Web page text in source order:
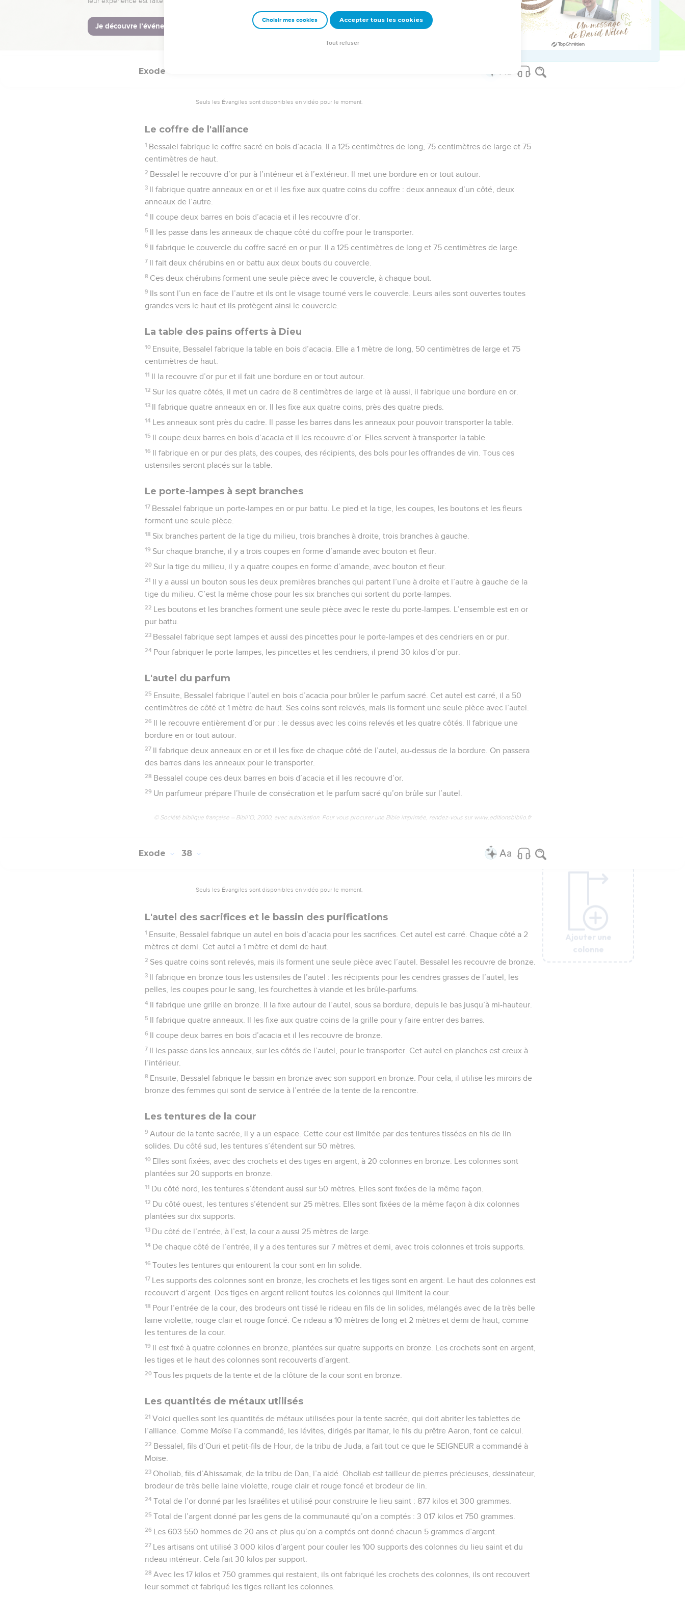
haut des colonnes et les tiges. Les cinq supports sont en bronze.
© Société biblique française – Bibli’O, 2000, avec autorisation. Pour vous procurer une Bible imprimée, rendez-vous sur www.editionsbiblio.fr
Ajouter une
colonne
Exode
Seuls les Évangiles sont disponibles en vidéo pour le moment.
Le coffre de l'alliance
1 Bessalel fabrique le coffre sacré en bois d’acacia. Il a 125 centimètres de long, 75 centimètres de large et 75
centimètres de haut.
2 Bessalel le recouvre d’or pur à l’intérieur et à l’extérieur. Il met une bordure en or tout autour.
3 Il fabrique quatre anneaux en or et il les fixe aux quatre coins du coffre : deux anneaux d’un côté, deux
anneaux de l’autre.
4 Il coupe deux barres en bois d’acacia et il les recouvre d’or.
5 Il les passe dans les anneaux de chaque côté du coffre pour le transporter.
6 Il fabrique le couvercle du coffre sacré en or pur. Il a 125 centimètres de long et 75 centimètres de large.
7 Il fait deux chérubins en or battu aux deux bouts du couvercle.
8 Ces deux chérubins forment une seule pièce avec le couvercle, à chaque bout.
9 Ils sont l’un en face de l’autre et ils ont le visage tourné vers le couvercle. Leurs ailes sont ouvertes toutes
grandes vers le haut et ils protègent ainsi le couvercle.
La table des pains offerts à Dieu
10 Ensuite, Bessalel fabrique la table en bois d’acacia. Elle a 1 mètre de long, 50 centimètres de large et 75
centimètres de haut.
11 Il la recouvre d’or pur et il fait une bordure en or tout autour.
12 Sur les quatre côtés, il met un cadre de 8 centimètres de large et là aussi, il fabrique une bordure en or.
13 Il fabrique quatre anneaux en or. Il les fixe aux quatre coins, près des quatre pieds.
14 Les anneaux sont près du cadre. Il passe les barres dans les anneaux pour pouvoir transporter la table.
15 Il coupe deux barres en bois d’acacia et il les recouvre d’or. Elles servent à transporter la table.
16 Il fabrique en or pur des plats, des coupes, des récipients, des bols pour les offrandes de vin. Tous ces
ustensiles seront placés sur la table.
Le porte-lampes à sept branches
17 Bessalel fabrique un porte-lampes en or pur battu. Le pied et la tige, les coupes, les boutons et les fleurs
forment une seule pièce.
18 Six branches partent de la tige du milieu, trois branches à droite, trois branches à gauche.
19 Sur chaque branche, il y a trois coupes en forme d’amande avec bouton et fleur.
20 Sur la tige du milieu, il y a quatre coupes en forme d’amande, avec bouton et fleur.
21 Il y a aussi un bouton sous les deux premières branches qui partent l’une à droite et l’autre à gauche de la
tige du milieu. C’est la même chose pour les six branches qui sortent du porte-lampes.
22 Les boutons et les branches forment une seule pièce avec le reste du porte-lampes. L’ensemble est en or
pur battu.
23 Bessalel fabrique sept lampes et aussi des pincettes pour le porte-lampes et des cendriers en or pur.
24 Pour fabriquer le porte-lampes, les pincettes et les cendriers, il prend 30 kilos d’or pur.
L'autel du parfum
25 Ensuite, Bessalel fabrique l’autel en bois d’acacia pour brûler le parfum sacré. Cet autel est carré, il a 50
centimètres de côté et 1 mètre de haut. Ses coins sont relevés, mais ils forment une seule pièce avec l’autel.
26 Il le recouvre entièrement d’or pur : le dessus avec les coins relevés et les quatre côtés. Il fabrique une
bordure en or tout autour.
27 Il fabrique deux anneaux en or et il les fixe de chaque côté de l’autel, au-dessus de la bordure. On passera
des barres dans les anneaux pour le transporter.
28 Bessalel coupe ces deux barres en bois d’acacia et il les recouvre d’or.
29 Un parfumeur prépare l’huile de consécration et le parfum sacré qu’on brûle sur l’autel.
© Société biblique française – Bibli’O, 2000, avec autorisation. Pour vous procurer une Bible imprimée, rendez-vous sur www.editionsbiblio.fr
Ajouter une
colonne
Exode 38
Seuls les Évangiles sont disponibles en vidéo pour le moment.
L'autel des sacrifices et le bassin des purifications
1 Ensuite, Bessalel fabrique un autel en bois d’acacia pour les sacrifices. Cet autel est carré. Chaque côté a 2
mètres et demi. Cet autel a 1 mètre et demi de haut.
2 Ses quatre coins sont relevés, mais ils forment une seule pièce avec l’autel. Bessalel les recouvre de bronze.
3 Il fabrique en bronze tous les ustensiles de l’autel : les récipients pour les cendres grasses de l’autel, les
pelles, les coupes pour le sang, les fourchettes à viande et les brûle-parfums.
4 Il fabrique une grille en bronze. Il la fixe autour de l’autel, sous sa bordure, depuis le bas jusqu’à mi-hauteur.
5 Il fabrique quatre anneaux. Il les fixe aux quatre coins de la grille pour y faire entrer des barres.
6 Il coupe deux barres en bois d’acacia et il les recouvre de bronze.
7 Il les passe dans les anneaux, sur les côtés de l’autel, pour le transporter. Cet autel en planches est creux à
l’intérieur.
8 Ensuite, Bessalel fabrique le bassin en bronze avec son support en bronze. Pour cela, il utilise les miroirs de
bronze des femmes qui sont de service à l’entrée de la tente de la rencontre.
Les tentures de la cour
9 Autour de la tente sacrée, il y a un espace. Cette cour est limitée par des tentures tissées en fils de lin
solides. Du côté sud, les tentures s’étendent sur 50 mètres.
10 Elles sont fixées, avec des crochets et des tiges en argent, à 20 colonnes en bronze. Les colonnes sont
plantées sur 20 supports en bronze.
11 Du côté nord, les tentures s’étendent aussi sur 50 mètres. Elles sont fixées de la même façon.
12 Du côté ouest, les tentures s’étendent sur 25 mètres. Elles sont fixées de la même façon à dix colonnes
plantées sur dix supports.
13 Du côté de l’entrée, à l’est, la cour a aussi 25 mètres de large.
14 De chaque côté de l’entrée, il y a des tentures sur 7 mètres et demi, avec trois colonnes et trois supports.
16 Toutes les tentures qui entourent la cour sont en lin solide.
17 Les supports des colonnes sont en bronze, les crochets et les tiges sont en argent. Le haut des colonnes est
recouvert d’argent. Des tiges en argent relient toutes les colonnes qui limitent la cour.
18 Pour l’entrée de la cour, des brodeurs ont tissé le rideau en fils de lin solides, mélangés avec de la très belle
laine violette, rouge clair et rouge foncé. Ce rideau a 10 mètres de long et 2 mètres et demi de haut, comme
les tentures de la cour.
19 Il est fixé à quatre colonnes en bronze, plantées sur quatre supports en bronze. Les crochets sont en argent,
les tiges et le haut des colonnes sont recouverts d’argent.
20 Tous les piquets de la tente et de la clôture de la cour sont en bronze.
Les quantités de métaux utilisés
21 Voici quelles sont les quantités de métaux utilisées pour la tente sacrée, qui doit abriter les tablettes de
l’alliance. Comme Moïse l’a commandé, les lévites, dirigés par Itamar, le fils du prêtre Aaron, font ce calcul.
22 Bessalel, fils d’Ouri et petit-fils de Hour, de la tribu de Juda, a fait tout ce que le SEIGNEUR a commandé à
Moïse.
23 Oholiab, fils d’Ahissamak, de la tribu de Dan, l’a aidé. Oholiab est tailleur de pierres précieuses, dessinateur,
brodeur de très belle laine violette, rouge clair et rouge foncé et brodeur de lin.
24 Total de l’or donné par les Israélites et utilisé pour construire le lieu saint : 877 kilos et 300 grammes.
25 Total de l’argent donné par les gens de la communauté qu’on a comptés : 3 017 kilos et 750 grammes.
26 Les 603 550 hommes de 20 ans et plus qu’on a comptés ont donné chacun 5 grammes d’argent.
27 Les artisans ont utilisé 3 000 kilos d’argent pour couler les 100 supports des colonnes du lieu saint et du
rideau intérieur. Cela fait 30 kilos par support.
28 Avec les 17 kilos et 750 grammes qui restaient, ils ont fabriqué les crochets des colonnes, ils ont recouvert
leur sommet et fabriqué les tiges reliant les colonnes.
Ajouter une
colonne
Ajouter une
colonne
Ajouter une
colonne
Choisir mes cookies Accepter tous les cookies
Tout refuser